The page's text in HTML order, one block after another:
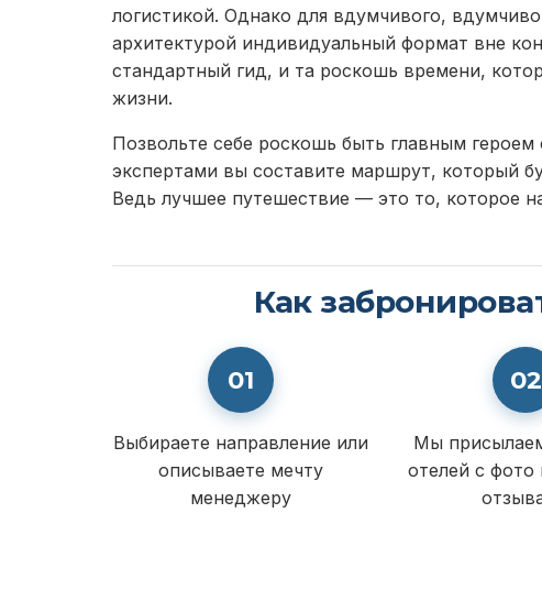
логистикой. Однако для вдумчивого,
архитектурой индивидуальный формат вне
стандартный гид, и та роскошь времени,
жизни.
Позвольте себе роскошь быть главным
экспертами вы составите маршрут, который
Ведь лучшее путешествие — это то, которое
Как
01
Выбираете направление или
описываете мечту
менеджеру
02
Мы
отелей с